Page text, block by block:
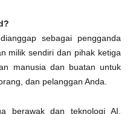
sebagai pengganda
milik sendiri dan pihak ketiga
manusia dan buatan untuk
dan pelanggan Anda.
berawak dan teknologi AI,